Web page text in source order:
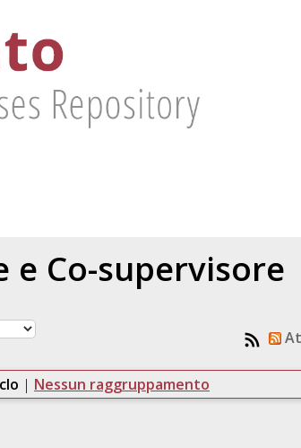
e Co-supervisore
| Nessun raggruppamento